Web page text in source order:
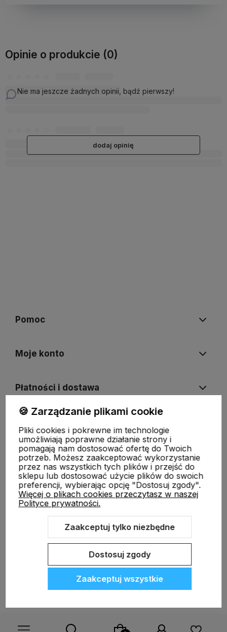
Opinie o produkcie (0)
Nie ma jeszcze żadnych opinii, bądź pierwszy!
dodaj opinię
Pomoc
Moje konto
Płatności i dostawa
O nas
Sklep internetowy Shoper.pl Szablon Shoper Modern 3.0™
🍪 Zarządzanie plikami cookie
Pliki cookies i pokrewne im technologie
umożliwiają poprawne działanie strony i
pomagają nam dostosować ofertę do Twoich
potrzeb. Możesz zaakceptować wykorzystanie
przez nas wszystkich tych plików i przejść do
sklepu lub dostosować użycie plików do swoich
preferencji, wybierając opcję "Dostosuj zgody".
Więcej o plikach cookies przeczytasz w naszej
Polityce prywatności.
Zaakceptuj tylko niezbędne
Dostosuj zgody
Zaakceptuj wszystkie
ODBIERZ RABAT 5% NA PIERWSZE ZAKUPY!
Tak, chcę się zapisać.